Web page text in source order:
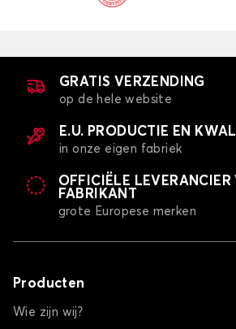
GRATIS VERZENDING
op de hele website
E.U. PRODUCTIE EN
in onze eigen fabriek
OFFICIËLE LEVERANCIER
FABRIKANT
grote Europese merken
Producten
Wie zijn wij?